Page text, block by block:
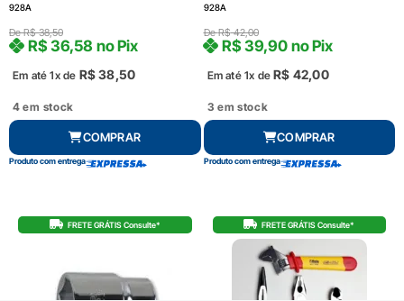
928A
DeR$38,50
Em até 1x de R$38,50
R$36,58 no Pix
4 em stock
COMPRAR
Produto com entrega
928A
DeR$42,00
Em até 1x de R$ 42,00
R$39,90 no Pix
3 em stock
COMPRAR
Produto com entrega
FRETE GRÁTIS Consulte* FRETE GRÁTIS Consulte*